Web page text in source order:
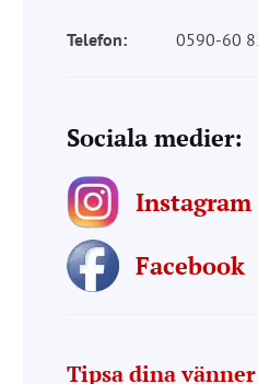
Telefon: 0590-60
Sociala medier:
Instagram
Facebook
Tipsa dina